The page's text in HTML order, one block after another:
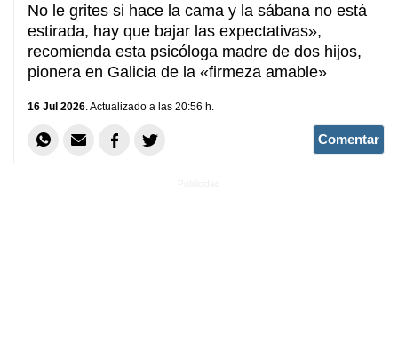
No le grites si hace la cama y la sábana no está
estirada, hay que bajar las expectativas»,
recomienda esta psicóloga madre de dos hijos,
pionera en Galicia de la «firmeza amable»
16 Jul 2026 . Actualizado a las 20:56 h.
Comentar